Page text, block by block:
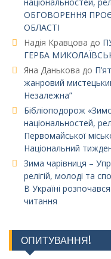
ОБГОВОРЕННЯ
ОБЛАСТІ
Надія Кравцова до
ГЕРБА
Яна Данькова до
жанровий
Незалежна”
Бібліоподорож
національностей,
Первомайської
Національний
Зима чарівниця –
релігій, молоді та
В Україні
читання
ОПИТУВАННЯ!